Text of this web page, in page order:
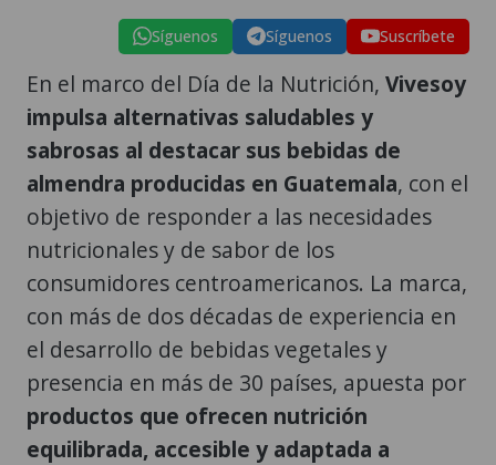
Síguenos Síguenos Suscríbete
En el marco del Día de la Nutrición, Vivesoy
impulsa alternativas saludables y
sabrosas al destacar sus bebidas de
almendra producidas en Guatemala, con el
objetivo de responder a las necesidades
nutricionales y de sabor de los
consumidores centroamericanos. La marca,
con más de dos décadas de experiencia en
el desarrollo de bebidas vegetales y
presencia en más de 30 países, apuesta por
productos que ofrecen nutrición
equilibrada, accesible y adaptada a